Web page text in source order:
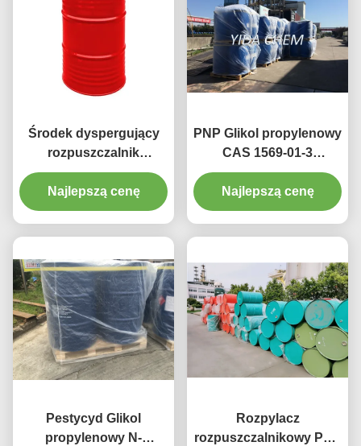
Środek dyspergujący
rozpuszczalnik
pestycydowy
Rozcieńczający glikol
propylenowy Propyl
Najlepszą cenę
PNP Glikol propylenowy
CAS 1569-01-3
Chemiczny środek
pomocniczy
Najlepszą cenę
Pestycyd Glikol
propylenowy N-
Rozpylacz
rozpuszczalnikowy PNP